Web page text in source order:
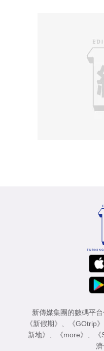
新傳媒集團的數碼平
《新假期》 、 《GOtrip》
新地》 、 《more》 、
濟